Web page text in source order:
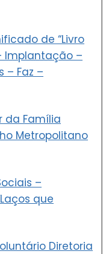
de “Livro
Implantação –
– Faz –
da Família
Metropolitano
–
que
Diretoria